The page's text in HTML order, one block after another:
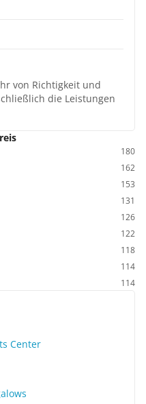
von Richtigkeit und
die Leistungen
180
162
153
131
126
122
118
114
114
Center